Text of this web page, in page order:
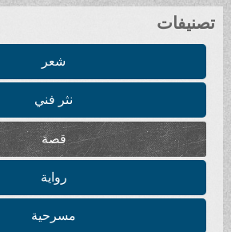
تصنيفات
شعر
نثر فني
قصة
رواية
مسرحية